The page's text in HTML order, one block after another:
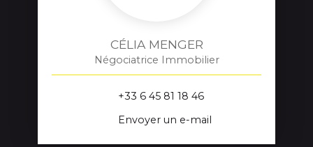
CÉLIA MENGER
Négociatrice Immobilier
+33 6 45 81 18 46
Envoyer un e-mail